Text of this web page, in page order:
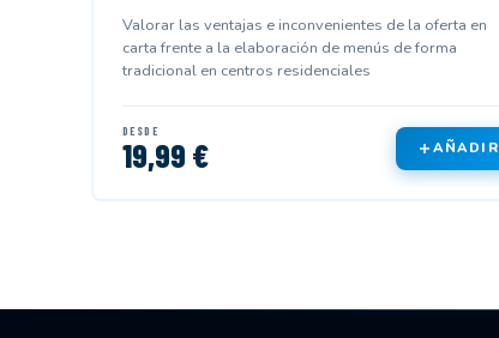
Valorar las ventajas e inconvenientes de la oferta en
carta frente a la elaboración de menús de forma
tradicional en centros residenciales
DESDE
19,99 € AÑADIR